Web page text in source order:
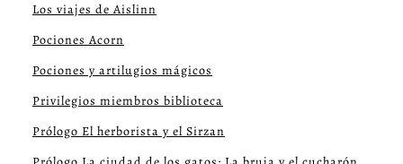
Los viajes de Aislinn
Pociones Acorn
Pociones y artilugios mágicos
Privilegios miembros biblioteca
Prólogo El herborista y el Sirzan